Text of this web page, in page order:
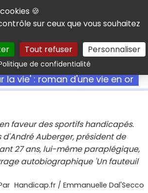
des cookies
🍪
sur ceux que vous souhaitez
Tout refuser Personnaliser
de confidentialitéRechercher
la vie' : roman d'une vie en or
faveur des sportifs handicapés.
d'André Auberger, président de
27 ans, lui-même paraplégique,
autobiographique 'Un fauteuil
Handicap.fr / Emmanuelle Dal'Secco